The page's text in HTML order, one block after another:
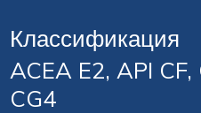
Классификация
ACEA E2, API CF,
CG4